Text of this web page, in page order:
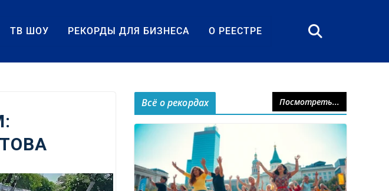
ТВ ШОУ РЕКОРДЫ ДЛЯ БИЗНЕСА О РЕЕСТРЕ
Всё о рекордах Посмотреть...